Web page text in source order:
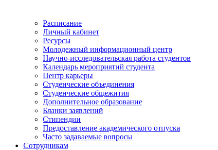
Расписание
Личный кабинет
Ресурсы
Молодежный информационный центр
Научно-исследовательская работа студентов
Календарь мероприятий студента
Центр карьеры
Студенческие объединения
Студенческие общежития
Дополнительное образование
Бланки заявлений
Стипендии
Предоставление академического отпуска
Часто задаваемые вопросы
Сотрудникам